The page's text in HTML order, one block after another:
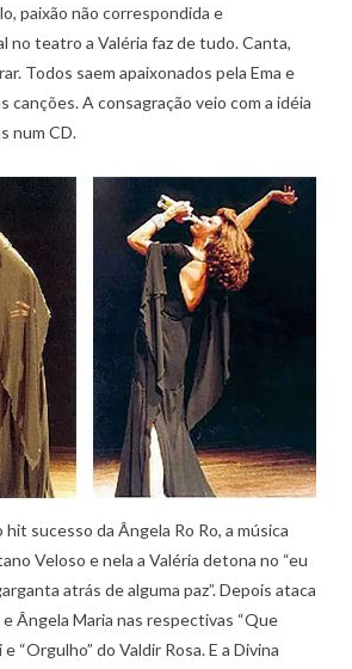
paixão não correspondida e
no teatro a Valéria faz de tudo. Canta,
Todos saem apaixonados pela Ema e
canções. A consagração veio com a idéia
num CD.
hit sucesso da Ângela Ro Ro, a música
Veloso e nela a Valéria detona no “eu
atrás de alguma paz”. Depois ataca
Ângela Maria nas respectivas “Que
“Orgulho” do Valdir Rosa. E a Divina